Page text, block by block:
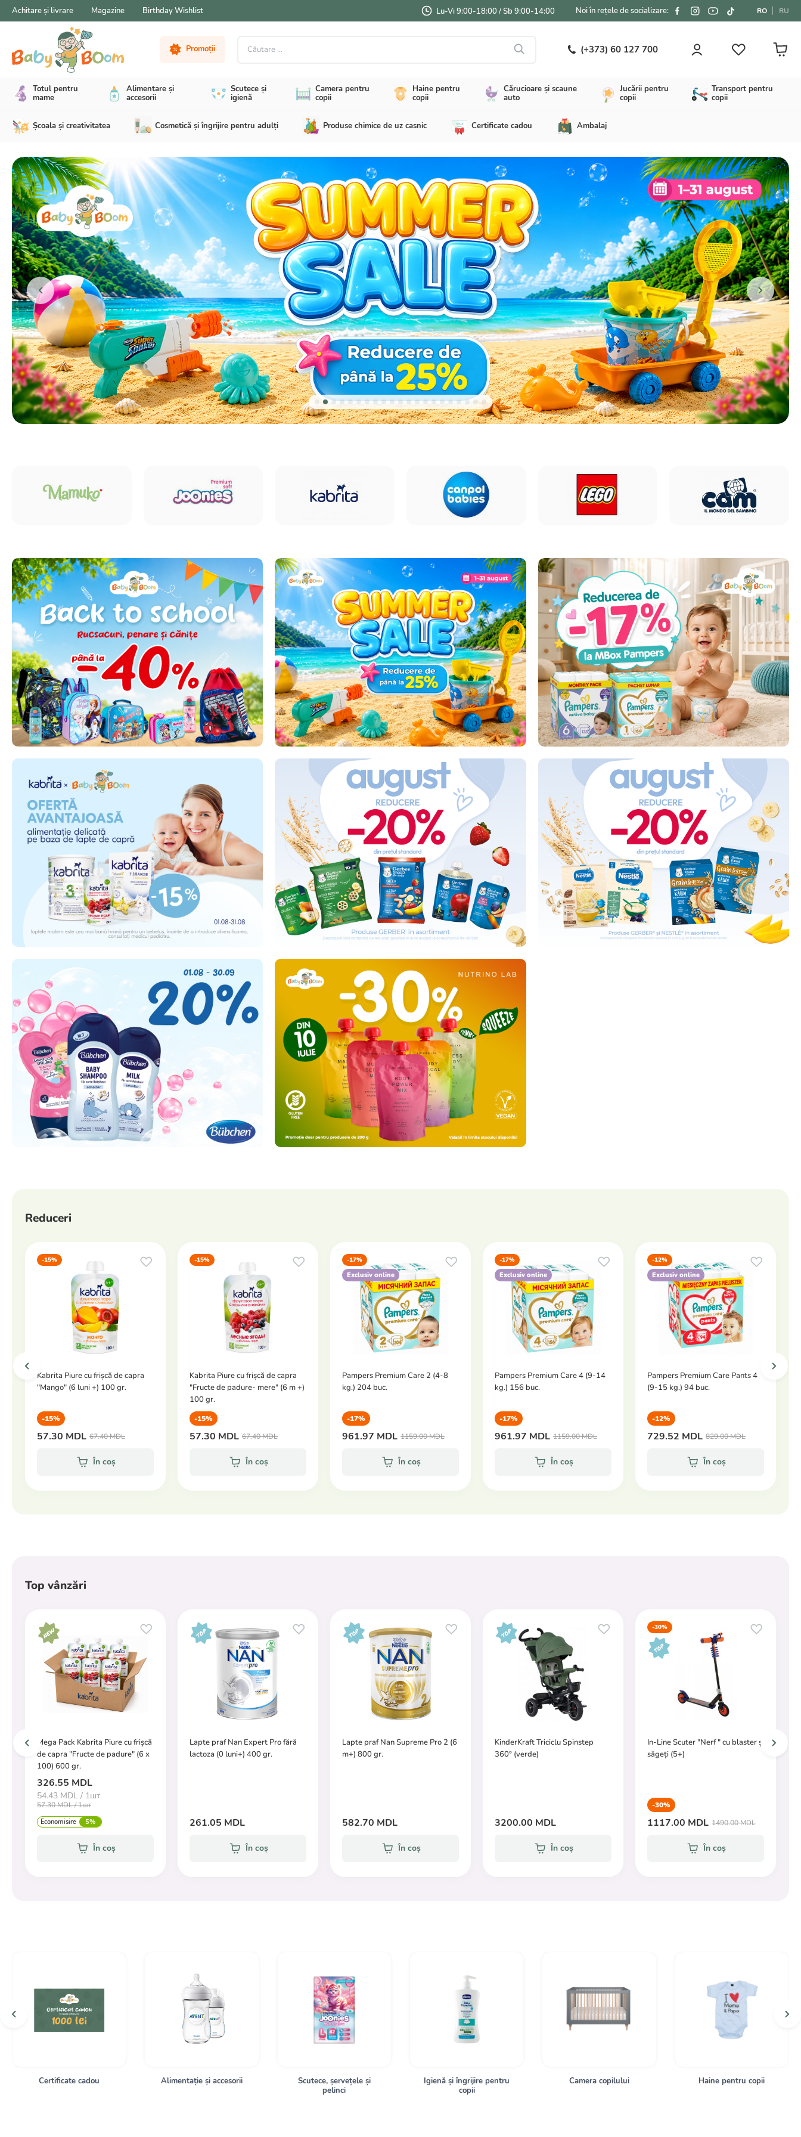
Achitare și livrare Magazine Birthday Wishlist Lu-Vi 9:00-18:00 / Sb 9:00-14:00 Noi în rețele de socializare: RO RU
Promoții (+373) 60 127 700
Totul pentru
mame
Alimentare și
accesorii
Scutece și
igienă
Camera pentru
copii
Haine pentru
copii
Cărucioare și scaune
auto
Jucării pentru
copii
Transport pentru
copii
Școala și creativitatea Cosmetică și îngrijire pentru adulți Produse chimice de uz casnic Certificate cadou Ambalaj
Reduceri
-15%
Kabrita Piure cu frișсă de capra
"Mango" (6 luni +) 100 gr.
-15%
57.30 MDL 67.40 MDL
În coș
-15%
Kabrita Piure cu frișсă de capra
"Fructe de padure- mere" (6 m +)
100 gr.
-15%
57.30 MDL 67.40 MDL
În coș
-17%
Exclusiv online
Pampers Premium Care 2 (4-8
kg.) 204 buc.
-17%
961.97 MDL 1159.00 MDL
În coș
-17%
Exclusiv online
Pampers Premium Care 4 (9-14
kg.) 156 buc.
-17%
961.97 MDL 1159.00 MDL
În coș
-12%
Exclusiv online
Pampers Premium Care Pants 4
(9-15 kg.) 94 buc.
-12%
729.52 MDL 829.00 MDL
În coș
Top vânzări
Mega Pack Kabrita Piure cu frișсă
de capra "Fructe de padure" (6 х
100) 600 gr.
326.55 MDL
54.43 MDL / 1шт
57.30 MDL / 1шт
Economisire 5%
În coș
Lapte praf Nan Expert Pro fără
lactoza (0 luni+) 400 gr.
261.05 MDL
În coș
Lapte praf Nan Supreme Pro 2 (6
m+) 800 gr.
582.70 MDL
În coș
KinderKraft Triciclu Spinstep
360° (verde)
3200.00 MDL
În coș
-30%
In-Line Scuter "Nerf " cu blaster și
săgeți (5+)
-30%
1117.00 MDL 1490.00 MDL
În coș
Certificate cadou Alimentație și accesorii
Scutece, șervețele și
pelinci
Igienă și îngrijire pentru
copii
Camera copilului Haine pentru copii